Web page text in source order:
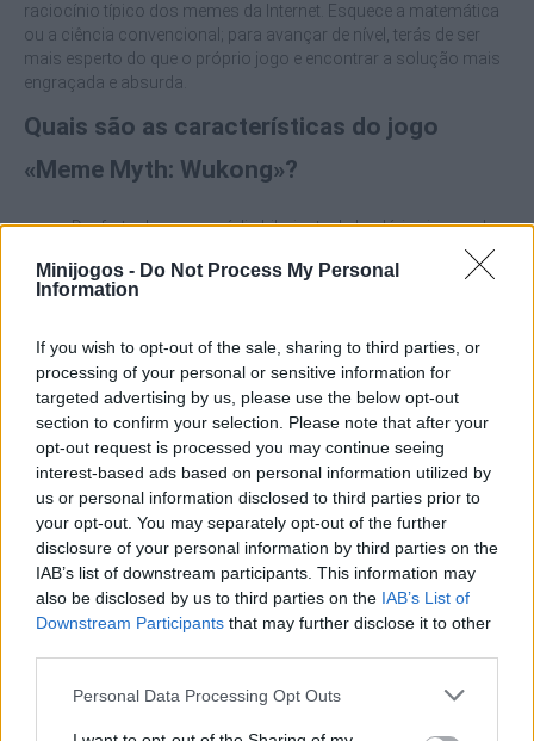
Minijogos - Do Not Process My Personal
Information
If you wish to opt-out of the sale, sharing to third parties, or
processing of your personal or sensitive information for
targeted advertising by us, please use the below opt-out
section to confirm your selection. Please note that after your
opt-out request is processed you may continue seeing
interest-based ads based on personal information utilized by
us or personal information disclosed to third parties prior to
your opt-out. You may separately opt-out of the further
disclosure of your personal information by third parties on the
IAB’s list of downstream participants. This information may
also be disclosed by us to third parties on the IAB’s List of
Downstream Participants that may further disclose it to other
Personal Data Processing Opt Outs
raciocínio típico dos memes da Internet. Esquece a matemática
ou a ciência convencional; para avançar de nível, terás de ser
mais esperto do que o próprio jogo e encontrar a solução mais
engraçada e absurda.
Quais são as características do jogo
«Meme Myth: Wukong»?
Desfruta de uma paródia hilariante da lendária viagem do
Exercita a tua mente resolvendo enigmas em que o senso
comum é o teu pior inimigo.
para descobrir animações escondidas.
Supera dezenas de níveis únicos, concebidos
especificamente para te arrancar uma gargalhada ou um
meme.
Mergulha na aventura graças a gráficos coloridos,
divertidos e repletos de referências pop.
Põe à prova a tua agilidade mental, procurando soluções
criativas e absurdas que quebram a quarta parede.
O jogo alimenta-se dos teus hábitos como jogador
convencional. Se vires uma maçã numa árvore e a personagem
estiver com fome, arrastar a maçã até à boca dela
provavelmente fará com que apareça um verme gigante que te
elimine. Procura a alternativa absurda! Talvez tenhas de arrastar
refrigerante. Pensa ao contrário e acertarás!